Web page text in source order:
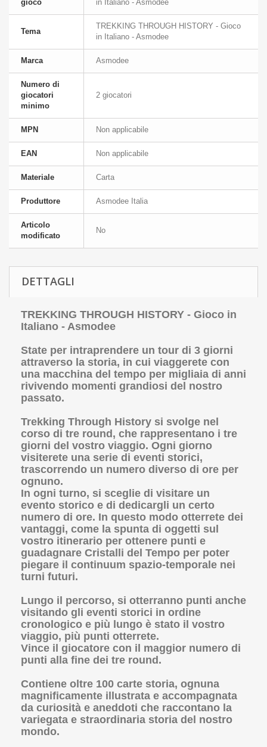
gioco in Italiano - Asmodee
Tema
TREKKING THROUGH HISTORY - Gioco
in Italiano - Asmodee
Marca Asmodee
Numero di
giocatori
minimo
2 giocatori
MPN Non applicabile
EAN Non applicabile
Materiale Carta
Produttore Asmodee Italia
Articolo
modificato
No
DETTAGLI
TREKKING THROUGH HISTORY - Gioco in
Italiano - Asmodee
State per intraprendere un tour di 3 giorni
attraverso la storia, in cui viaggerete con
una macchina del tempo per migliaia di anni
rivivendo momenti grandiosi del nostro
passato.
Trekking Through History si svolge nel
corso di tre round, che rappresentano i tre
giorni del vostro viaggio. Ogni giorno
visiterete una serie di eventi storici,
trascorrendo un numero diverso di ore per
ognuno.
In ogni turno, si sceglie di visitare un
evento storico e di dedicargli un certo
numero di ore. In questo modo otterrete dei
vantaggi, come la spunta di oggetti sul
vostro itinerario per ottenere punti e
guadagnare Cristalli del Tempo per poter
piegare il continuum spazio-temporale nei
turni futuri.
Lungo il percorso, si otterranno punti anche
visitando gli eventi storici in ordine
cronologico e più lungo è stato il vostro
viaggio, più punti otterrete.
Vince il giocatore con il maggior numero di
punti alla fine dei tre round.
Contiene oltre 100 carte storia, ognuna
magnificamente illustrata e accompagnata
da curiosità e aneddoti che raccontano la
variegata e straordinaria storia del nostro
mondo.